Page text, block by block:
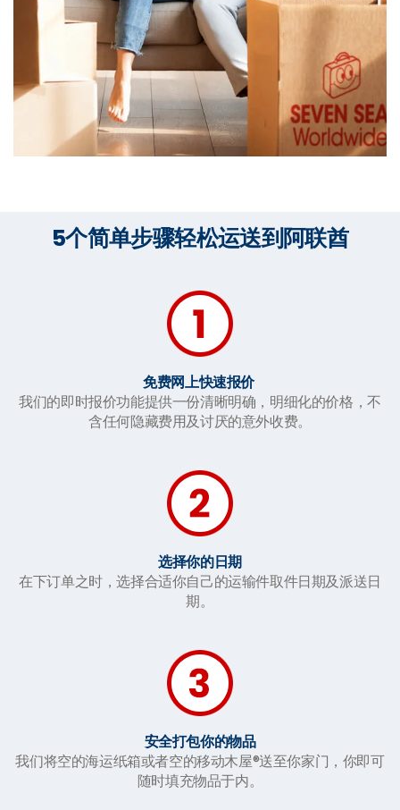
5个简单步骤轻松运送到阿联酋
免费网上快速报价
我们的即时报价功能提供一份清晰明确，明细化的价格，不
含任何隐藏费用及讨厌的意外收费。
选择你的日期
在下订单之时，选择合适你自己的运输件取件日期及派送日
期。
安全打包你的物品
我们将空的海运纸箱或者空的移动木屋®送至你家门，你即可
随时填充物品于内。